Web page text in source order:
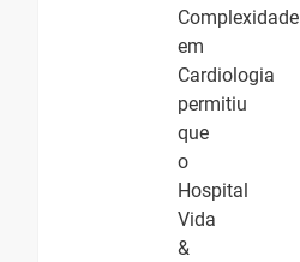
Complexidade
em
Cardiologia
permitiu
que
o
Hospital
Vida
&